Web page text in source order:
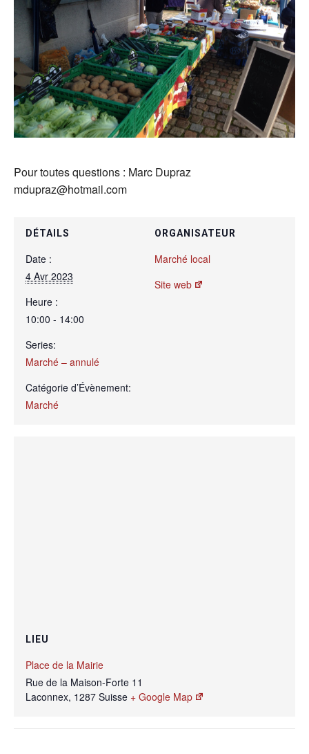
Pour toutes questions : Marc Dupraz
mdupraz@hotmail.com
DÉTAILS
Date :
4 Avr 2023
Heure :
10:00 - 14:00
Series:
Marché – annulé
Catégorie d’Évènement:
Marché
ORGANISATEUR
Marché local
Site web
LIEU
Place de la Mairie
Rue de la Maison-Forte 11
Laconnex, 1287 Suisse + Google Map